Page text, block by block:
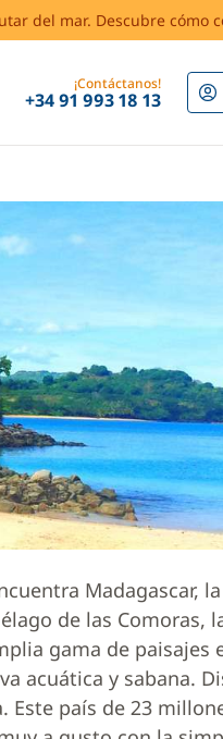
del mar. Descubre cómo
¡Contáctanos!
+34 91 993 18 13
Madagascar,
de las Comoras,
gama de paisajes
acuática y sabana.
Este país de 23